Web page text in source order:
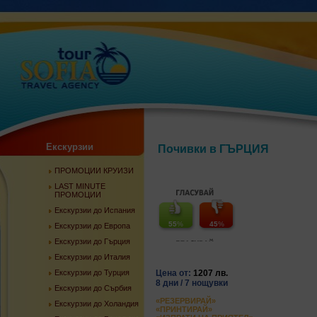
Екскурзии
ПРОМОЦИИ КРУИЗИ
LAST MINUTE
ПРОМОЦИИ
Екскурзии до Испания
Екскурзии до Европа
Екскурзии до Гърция
Екскурзии до Италия
Екскурзии до Турция
Екскурзии до Сърбия
Екскурзии до Холандия
Почивки в ГЪРЦИЯ
55% 45%
Цена от: 1207 лв.
8 дни / 7 нощувки
«РЕЗЕРВИРАЙ»
«ПРИНТИРАЙ»